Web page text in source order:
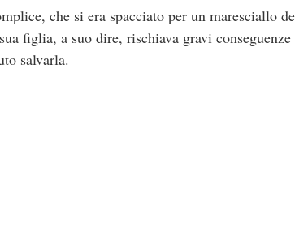
che si era spacciato per un maresciallo
figlia, a suo dire, rischiava gravi
salvarla.